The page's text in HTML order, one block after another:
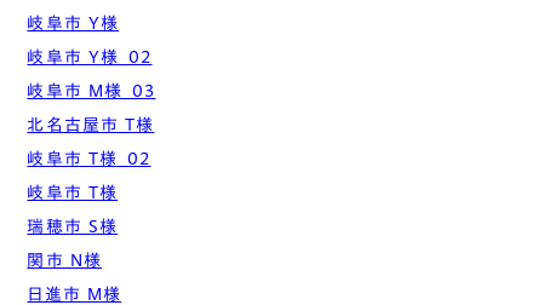
岐阜市 Y様
岐阜市 Y様_02
岐阜市 M様_03
北名古屋市 T様
岐阜市 T様_02
岐阜市 T様
瑞穂市 S様
関市 N様
日進市 M様